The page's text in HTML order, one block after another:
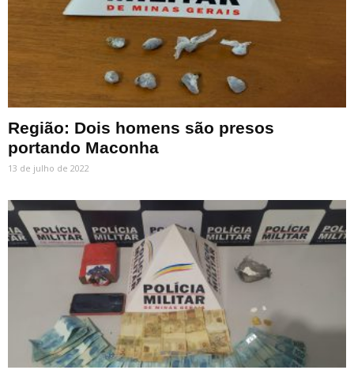
Região: Dois homens são presos
portando Maconha
13 de julho de 2022